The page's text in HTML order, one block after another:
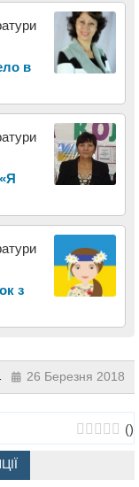
в
з
Українська
26 Березня 2018
()